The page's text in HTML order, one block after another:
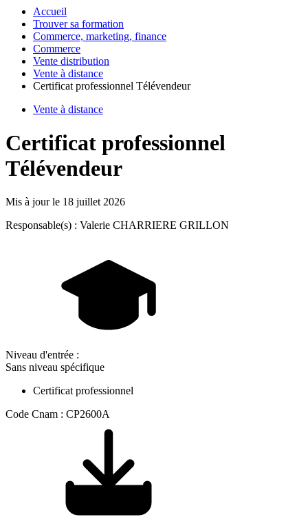
Accueil
Trouver sa formation
Commerce, marketing, finance
Commerce
Vente distribution
Vente à distance
Certificat professionnel Télévendeur
Vente à distance
Certificat professionnel
Télévendeur
Mis à jour le 18 juillet 2026
Responsable(s) : Valerie CHARRIERE GRILLON
Niveau d'entrée :
Sans niveau spécifique
Certificat professionnel
Code Cnam : CP2600A